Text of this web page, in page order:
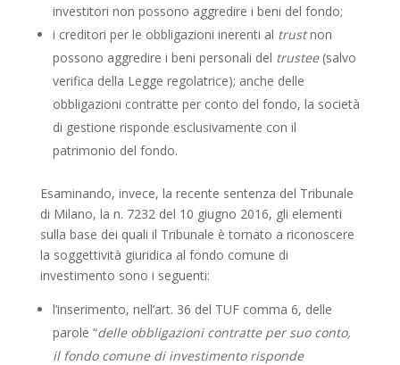
investitori non possono aggredire i beni del fondo;
i creditori per le obbligazioni inerenti al trustnon
possono aggredire i beni personali del trustee(salvo
verifica della Legge regolatrice); anche delle
obbligazioni contratte per conto del fondo, la società
di gestione risponde esclusivamente con il
patrimonio del fondo.
Esaminando, invece, la recente sentenza del Tribunale
di Milano, la n. 7232 del 10 giugno 2016, gli elementi
sulla base dei quali il Tribunale è tornato a riconoscere
la soggettività giuridica al fondo comune di
investimento sono i seguenti:
l’inserimento, nell’art. 36 del TUF comma 6, delle
parole “delle obbligazioni contratte per suo conto,
il fondo comune di investimento risponde